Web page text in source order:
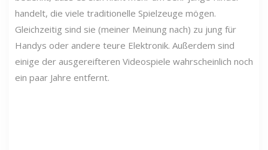
handelt, die viele traditionelle Spielzeuge mögen.
Gleichzeitig sind sie (meiner Meinung nach) zu jung für
Handys oder andere teure Elektronik. Außerdem sind
einige der ausgereifteren Videospiele wahrscheinlich noch
ein paar Jahre entfernt.